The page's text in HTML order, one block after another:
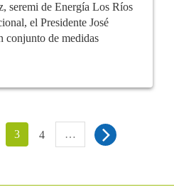
seremi de Energía Los Ríos
el Presidente José
conjunto de medidas
3 4 …